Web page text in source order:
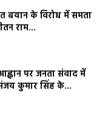
बयान के विरोध में समता
राम...
पर जनता संवाद में
कुमार सिंह के...